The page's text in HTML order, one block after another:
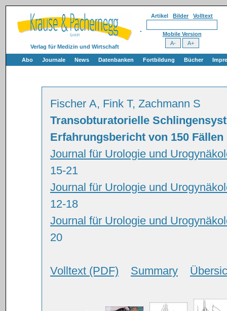
Verlag für Medizin und Wirtschaft
Artikel Bilder Volltext
Mobile Version
Abo Journale News Datenbanken Fortbildung Bücher
Fischer A, Fink T, Zachmann S
Transobturatorielle
Erfahrungsbericht von 150 Fällen
Journal für Urologie und
15-21
Journal für Urologie und
12-18
Journal für Urologie und
20
Volltext (PDF) Summary